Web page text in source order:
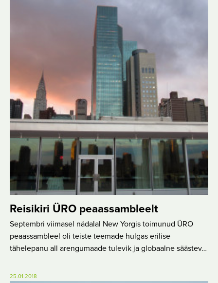
Reisikiri ÜRO peaassambleelt
Septembri viimasel nädalal New Yorgis toimunud ÜRO
peaassambleel oli teiste teemade hulgas erilise
tähelepanu all arengumaade tulevik ja globaalne säästev…
25.01.2018